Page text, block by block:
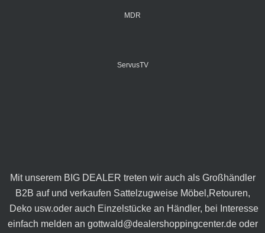
MDR
ServusTV
Mit unserem BIG DEALER treten wir auch als Großhändler
B2B auf und verkaufen Sattelzugweise Möbel,Retouren,
Deko usw.oder auch Einzelstücke an Händler, bei Interesse
einfach melden an gottwald@dealershoppingcenter.de oder